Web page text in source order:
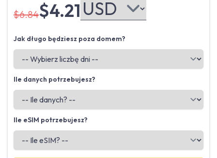
$6.84$4.21
Jak długo będziesz poza domem?
Ile danych potrzebujesz?
Ile eSIM potrzebujesz?